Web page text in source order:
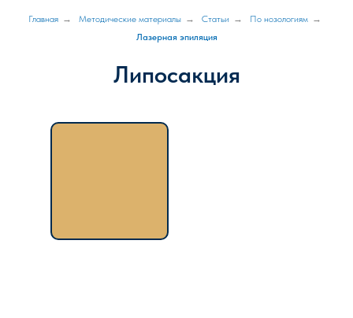
Главная → Методические материалы → Статьи → По нозологиям →
Лазерная эпиляция
Липосакция